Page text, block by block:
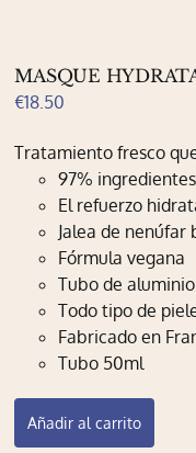
MASQUE
€18.50
Tratamiento fresco
97%
El refuerzo
Jalea de nenúfar
Fórmula vegana
Tubo de
Todo tipo de
Fabricado en
Tubo 50ml
Añadir al carrito